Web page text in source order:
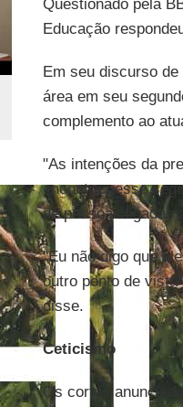
Questionado pela
Educação
Em seu discurso
área em seu
complemento ao
"As intenções da
encontra nesse
de pessoas ligadas
"Eu não digo que
outro ponto de
disse.
Ceticismo
Os cortes